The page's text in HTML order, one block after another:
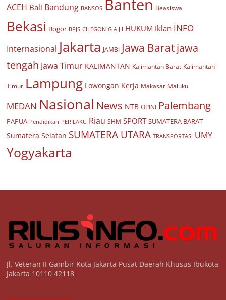
ACEH Bali Bandung BANSOS Banten Beasiswa
Bekasi Bogor BPJS CILEGON G A J I HUKUM Iklan INFO
Internasional Jakarta JAMBI Jawa Baratjawa
tengah Jawa Timur KALIMANTAN Kalimantan Barat Kalimantan
Timur Lampung Lowongan Kerja Makasar Maluku
MEDAN Nasional News NTB OPINI Palembang
PAPUA Pendidikan PERILAKU Riau SHM SPORT SUMATERA BARAT
Sumatera Selatan SUMATERA UTARA TRANSPORTASI UMY
Yogyakarta
Jl. Veteran II Gambir Kota Jakarta Pusat Daerah Khusus Ibukota
Jakarta 10110 42118